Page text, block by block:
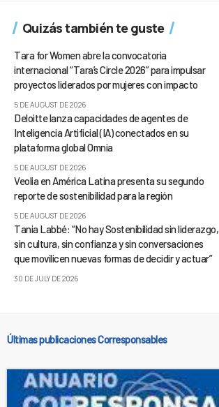
Quizás también te guste
Tara for Women abre la convocatoria
internacional “Tara’s Circle 2026” para impulsar
proyectos liderados por mujeres con impacto
5 DE AUGUST DE 2026
Deloitte lanza capacidades de agentes de
Inteligencia Artificial (IA) conectados en su
plataforma global Omnia
5 DE AUGUST DE 2026
Veolia en América Latina presenta su segundo
reporte de sostenibilidad para la región
5 DE AUGUST DE 2026
Tania Labbé: “No hay Sostenibilidad sin liderazgo,
sin cultura, sin confianza y sin conversaciones
que movilicen nuevas formas de decidir y actuar”
30 DE JULY DE 2026
Últimas publicaciones Corresponsables